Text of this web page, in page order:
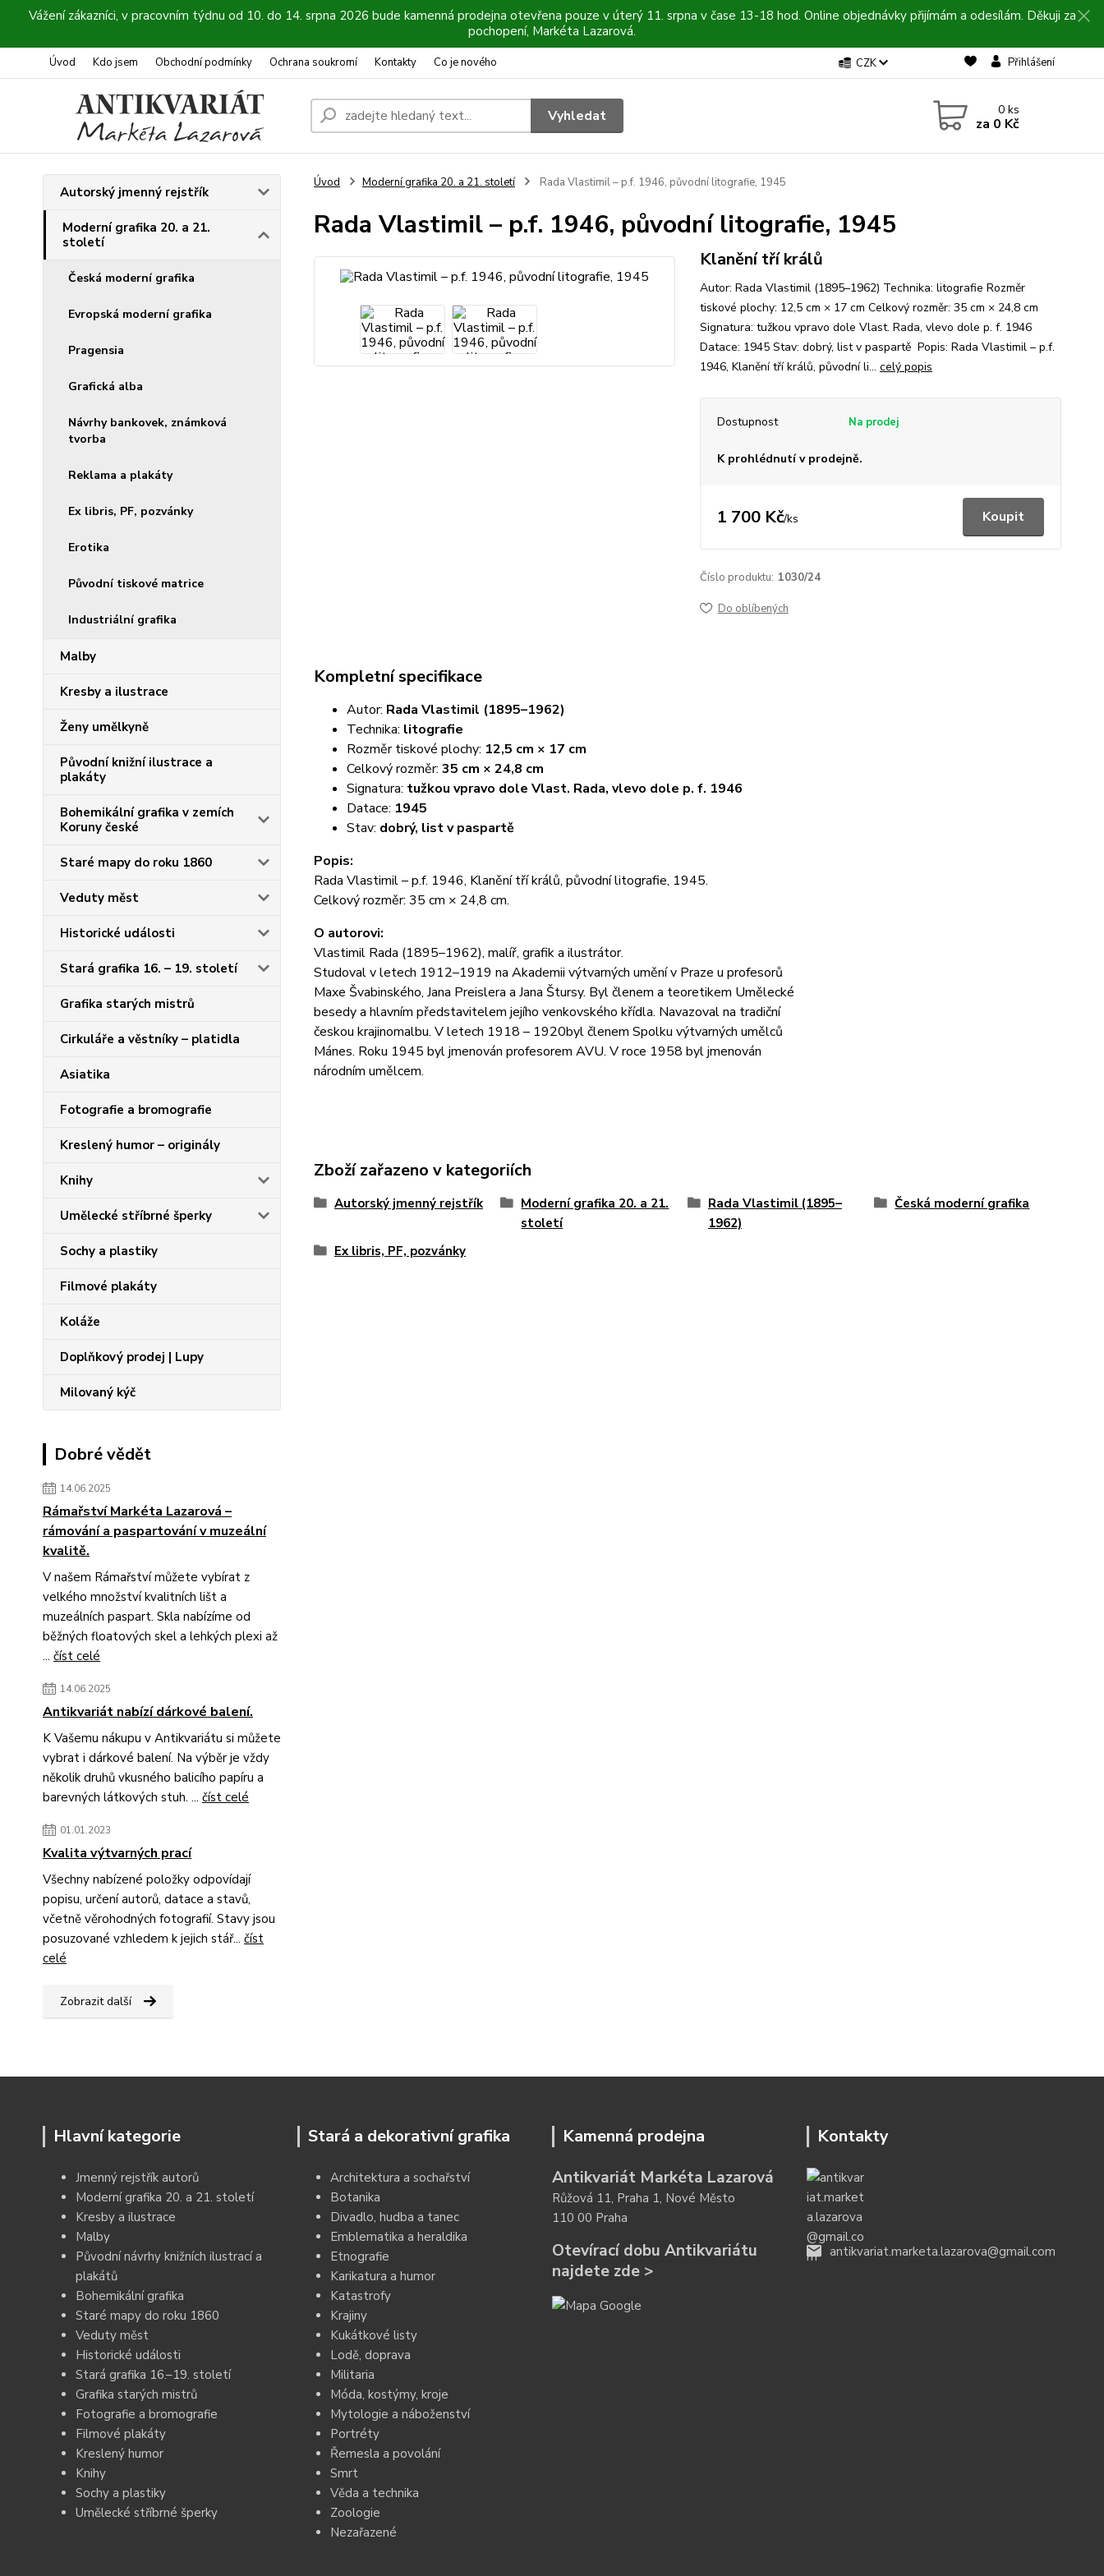
Vážení zákazníci, v pracovním týdnu od 10. do 14. srpna 2026 bude kamenná prodejna otevřena pouze v úterý 11. srpna v čase 13-18 hod. Online objednávky přijímám a odesílám. Děkuji za
pochopení, Markéta Lazarová.
Úvod Kdo jsem Obchodní podmínky Ochrana soukromí Kontakty Co je nového CZK Přihlášení
Vyhledat 0ks
za 0 Kč
Autorský jmenný rejstřík
Moderní grafika 20. a 21.
století
Česká moderní grafika
Evropská moderní grafika
Pragensia
Grafická alba
Návrhy bankovek, známková
tvorba
Reklama a plakáty
Ex libris, PF, pozvánky
Erotika
Původní tiskové matrice
Industriální grafika
Malby
Kresby a ilustrace
Ženy umělkyně
Původní knižní ilustrace a
plakáty
Bohemikální grafika v zemích
Koruny české
Staré mapy do roku 1860
Veduty měst
Historické události
Stará grafika 16. – 19. století
Grafika starých mistrů
Cirkuláře a věstníky – platidla
Asiatika
Fotografie a bromografie
Kreslený humor – originály
Knihy
Umělecké stříbrné šperky
Sochy a plastiky
Filmové plakáty
Koláže
Doplňkový prodej | Lupy
Milovaný kýč
Dobré vědět
14.06.2025
Rámařství Markéta Lazarová –
rámování a paspartování v muzeální
kvalitě.
V našem Rámařství můžete vybírat z
velkého množství kvalitních lišt a
muzeálních paspart. Skla nabízíme od
běžných floatových skel a lehkých plexi až
... číst celé
14.06.2025
Antikvariát nabízí dárkové balení.
K Vašemu nákupu v Antikvariátu si můžete
vybrat i dárkové balení. Na výběr je vždy
několik druhů vkusného balicího papíru a
barevných látkových stuh. ... číst celé
01.01.2023
Kvalita výtvarných prací
Všechny nabízené položky odpovídají
popisu, určení autorů, datace a stavů,
včetně věrohodných fotografií. Stavy jsou
posuzované vzhledem k jejich stář... číst
celé
Zobrazit další
Úvod Moderní grafika 20. a 21. století Rada Vlastimil – p.f. 1946, původní litografie, 1945
Rada Vlastimil – p.f. 1946, původní litografie, 1945
Klanění tří králů
Autor: Rada Vlastimil (1895–1962) Technika: litografie Rozměr
tiskové plochy: 12,5 cm × 17 cm Celkový rozměr: 35 cm × 24,8 cm
Signatura: tužkou vpravo dole Vlast. Rada, vlevo dole p. f. 1946
Datace: 1945 Stav: dobrý, list v paspartě Popis: Rada Vlastimil – p.f.
1946, Klanění tří králů, původní li... celý popis
Dostupnost
K prohlédnutí v prodejně.
1 700 Kč/ks Koupit
Číslo produktu: 1030/24
Do oblíbených
Kompletní specifikace
Autor: Rada Vlastimil (1895–1962)
Technika: litografie
Rozměr tiskové plochy: 12,5 cm × 17 cm
Celkový rozměr: 35 cm × 24,8 cm
Signatura: tužkou vpravo dole Vlast. Rada, vlevo dole p. f. 1946
Datace: 1945
Stav: dobrý, list v paspartě
Popis:
Rada Vlastimil – p.f. 1946, Klanění tří králů, původní litografie, 1945.
Celkový rozměr: 35 cm × 24,8 cm.
O autorovi:
Vlastimil Rada (1895–1962), malíř, grafik a ilustrátor.
Studoval v letech 1912–1919 na Akademii výtvarných umění v Praze u profesorů
Maxe Švabinského, Jana Preislera a Jana Štursy. Byl členem a teoretikem Umělecké
besedy a hlavním představitelem jejího venkovského křídla. Navazoval na tradiční
českou krajinomalbu. V letech 1918 – 1920byl členem Spolku výtvarných umělců
Mánes. Roku 1945 byl jmenován profesorem AVU. V roce 1958 byl jmenován
národním umělcem.
Zboží zařazeno v kategoriích
Autorský jmenný rejstřík
Moderní grafika 20. a 21.
století
Rada Vlastimil (1895–
1962)
Česká moderní grafika
Ex libris, PF, pozvánky
Hlavní kategorie
Jmenný rejstřík autorů
Moderní grafika 20. a 21. století
Kresby a ilustrace
Malby
Původní návrhy knižních ilustrací a
plakátů
Bohemikální grafika
Staré mapy do roku 1860
Veduty měst
Historické události
Stará grafika 16.–19. století
Grafika starých mistrů
Fotografie a bromografie
Filmové plakáty
Kreslený humor
Knihy
Sochy a plastiky
Umělecké stříbrné šperky
Stará a dekorativní grafika
Architektura a sochařství
Botanika
Divadlo, hudba a tanec
Emblematika a heraldika
Etnografie
Karikatura a humor
Katastrofy
Krajiny
Kukátkové listy
Lodě, doprava
Militaria
Móda, kostýmy, kroje
Mytologie a náboženství
Portréty
Řemesla a povolání
Smrt
Věda a technika
Zoologie
Nezařazené
Kamenná prodejna
Antikvariát Markéta Lazarová
Růžová 11, Praha 1, Nové Město
110 00 Praha
Otevírací dobu Antikvariátu
najdete zde >
Kontakty
antikvariat.marketa.lazarova@gmail.com